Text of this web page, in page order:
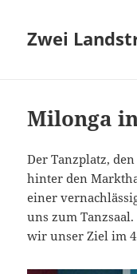
Zwei
Milonga
Der Tanzplatz,
hinter den
einer
uns zum
wir unser Ziel im